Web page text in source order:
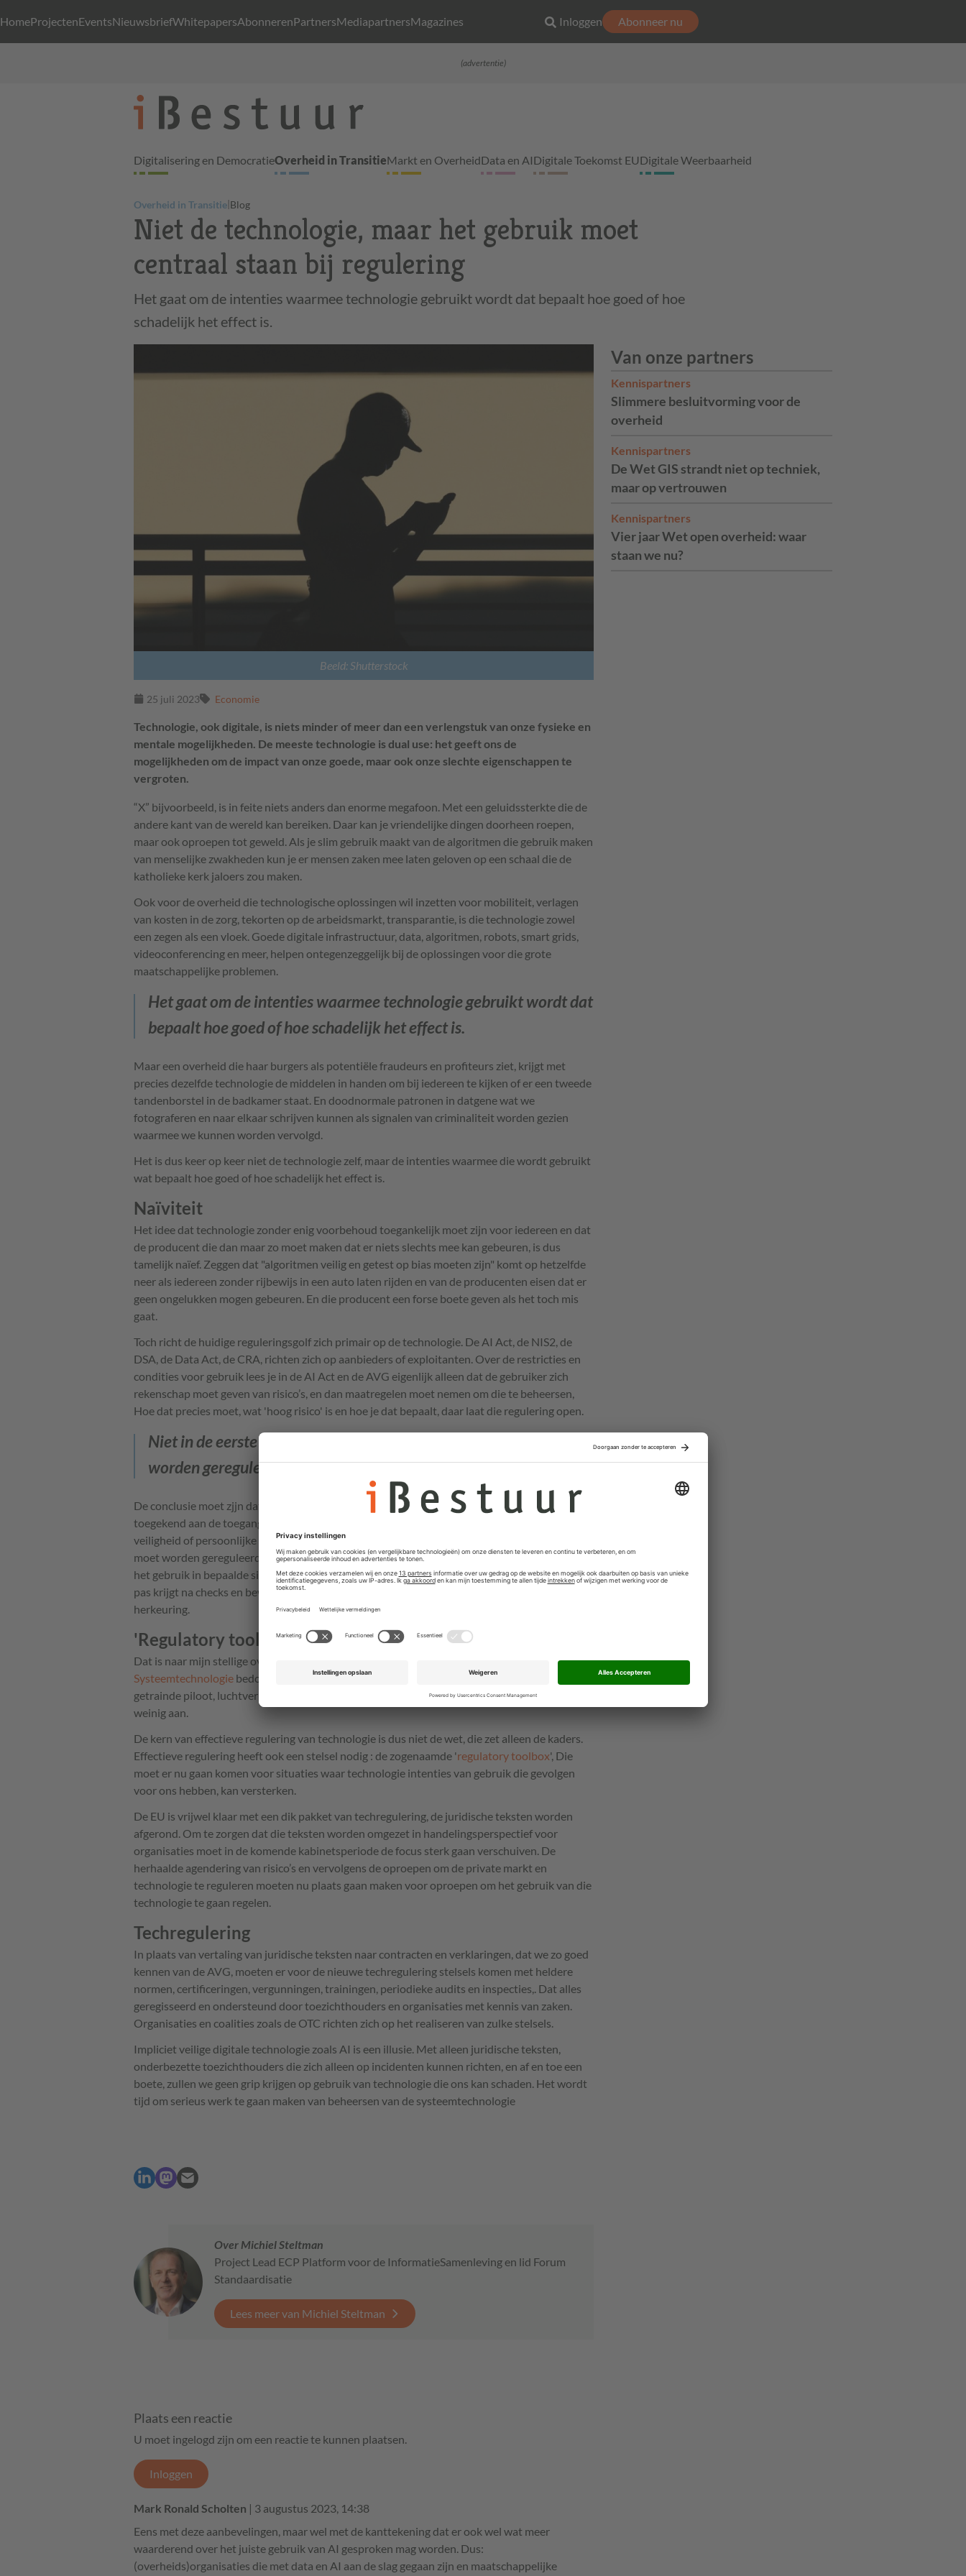
HomeProjectenEventsNieuwsbriefWhitepapersAbonnerenPartnersMediapartnersMagazines Inloggen Abonneer nu
(advertentie)
Digitalisering en DemocratieOverheid in TransitieMarkt en OverheidData en AIDigitale Toekomst EUDigitale Weerbaarheid
Overheid in Transitie|Blog
Niet de technologie, maar het gebruik moet
centraal staan bij regulering
Het gaat om de intenties waarmee technologie gebruikt wordt dat bepaalt hoe goed of hoe
schadelijk het effect is.
Beeld: Shutterstock
25 juli 2023 Economie
Van onze partners
Kennispartners
Slimmere besluitvorming voor de
overheid
Kennispartners
De Wet GIS strandt niet op techniek,
maar op vertrouwen
Kennispartners
Vier jaar Wet open overheid: waar
staan we nu?
Technologie, ook digitale, is niets minder of meer dan een verlengstuk van onze fysieke en
mentale mogelijkheden. De meeste technologie is dual use: het geeft ons de
mogelijkheden om de impact van onze goede, maar ook onze slechte eigenschappen te
vergroten.
“X” bijvoorbeeld, is in feite niets anders dan enorme megafoon. Met een geluidssterkte die de
andere kant van de wereld kan bereiken. Daar kan je vriendelijke dingen doorheen roepen,
maar ook oproepen tot geweld. Als je slim gebruik maakt van de algoritmen die gebruik maken
van menselijke zwakheden kun je er mensen zaken mee laten geloven op een schaal die de
katholieke kerk jaloers zou maken.
Ook voor de overheid die technologische oplossingen wil inzetten voor mobiliteit, verlagen
van kosten in de zorg, tekorten op de arbeidsmarkt, transparantie, is die technologie zowel
een zegen als een vloek. Goede digitale infrastructuur, data, algoritmen, robots, smart grids,
videoconferencing en meer, helpen ontegenzeggelijk bij de oplossingen voor die grote
maatschappelijke problemen.
Het gaat om de intenties waarmee technologie gebruikt wordt dat
bepaalt hoe goed of hoe schadelijk het effect is.
Maar een overheid die haar burgers als potentiële fraudeurs en profiteurs ziet, krijgt met
precies dezelfde technologie de middelen in handen om bij iedereen te kijken of er een tweede
tandenborstel in de badkamer staat. En doodnormale patronen in datgene wat we
fotograferen en naar elkaar schrijven kunnen als signalen van criminaliteit worden gezien
waarmee we kunnen worden vervolgd.
Het is dus keer op keer niet de technologie zelf, maar de intenties waarmee die wordt gebruikt
wat bepaalt hoe goed of hoe schadelijk het effect is.
Naïviteit
Het idee dat technologie zonder enig voorbehoud toegankelijk moet zijn voor iedereen en dat
de producent die dan maar zo moet maken dat er niets slechts mee kan gebeuren, is dus
tamelijk naïef. Zeggen dat "algoritmen veilig en getest op bias moeten zijn" komt op hetzelfde
neer als iedereen zonder rijbewijs in een auto laten rijden en van de producenten eisen dat er
geen ongelukken mogen gebeuren. En die producent een forse boete geven als het toch mis
gaat.
Toch richt de huidige reguleringsgolf zich primair op de technologie. De AI Act, de NIS2, de
DSA, de Data Act, de CRA, richten zich op aanbieders of exploitanten. Over de restricties en
condities voor gebruik lees je in de AI Act en de AVG eigenlijk alleen dat de gebruiker zich
rekenschap moet geven van risico’s, en dan maatregelen moet nemen om die te beheersen,
Hoe dat precies moet, wat 'hoog risico' is en hoe je dat bepaalt, daar laat die regulering open.
Niet in de eerste plaats de AI, maar de gebruiker ervan moet
worden gereguleerd en gecontroleerd.
De conclusie moet zjjn dat ook in de digitale wereld veel meer gewicht komen moet worden
toegekend aan de toegang tot- en het gebruik van technologie die risico’s heeft voor onze
veiligheid of persoonlijke levenssfeer. Niet in de eerste plaats de AI, maar het beruik ervan
moet worden gereguleerd en gecontroleerd. En net als met auto's, of wapens, moet je soms
het gebruik in bepaalde situaties simpelweg verbieden, tenzij je een vergunning hebt, die je
pas krijgt na checks en bewezen competenties, en alleen kan behouden na periodieke
herkeuring.
'Regulatory toolbox'
Dat is naar mijn stellige overtuiging wat de WRR in haar rapport over
Systeemtechnologie bedoelt. Vliegtuigen moeten veiligheidsfuncties bieden, maar zonder
getrainde piloot, luchtverkeersleiding, regels voor gebruik en continue inspecties heb je daar
weinig aan.
De kern van effectieve regulering van technologie is dus niet de wet, die zet alleen de kaders.
Effectieve regulering heeft ook een stelsel nodig : de zogenaamde 'regulatory toolbox', Die
moet er nu gaan komen voor situaties waar technologie intenties van gebruik die gevolgen
voor ons hebben, kan versterken.
De EU is vrijwel klaar met een dik pakket van techregulering, de juridische teksten worden
afgerond. Om te zorgen dat die teksten worden omgezet in handelingsperspectief voor
organisaties moet in de komende kabinetsperiode de focus sterk gaan verschuiven. De
herhaalde agendering van risico’s en vervolgens de oproepen om de private markt en
technologie te reguleren moeten nu plaats gaan maken voor oproepen om het gebruik van die
technologie te gaan regelen.
Techregulering
In plaats van vertaling van juridische teksten naar contracten en verklaringen, dat we zo goed
kennen van de AVG, moeten er voor de nieuwe techregulering stelsels komen met heldere
normen, certificeringen, vergunningen, trainingen, periodieke audits en inspecties,. Dat alles
geregisseerd en ondersteund door toezichthouders en organisaties met kennis van zaken.
Organisaties en coalities zoals de OTC richten zich op het realiseren van zulke stelsels.
Impliciet veilige digitale technologie zoals AI is een illusie. Met alleen juridische teksten,
onderbezette toezichthouders die zich alleen op incidenten kunnen richten, en af en toe een
boete, zullen we geen grip krijgen op gebruik van technologie die ons kan schaden. Het wordt
tijd om serieus werk te gaan maken van beheersen van de systeemtechnologie
Over Michiel Steltman
Project Lead ECP Platform voor de InformatieSamenleving en lid Forum
Standaardisatie
Lees meer van Michiel Steltman
Plaats een reactie
U moet ingelogd zijn om een reactie te kunnen plaatsen.
Inloggen
Mark Ronald Scholten | 3 augustus 2023, 14:38
Eens met deze aanbevelingen, maar wel met de kanttekening dat er ook wel wat meer
waarderend over het juiste gebruik van AI gesproken mag worden. Dus:
(overheids)organisaties die met data en AI aan de slag gegaan zijn en maatschappelijke